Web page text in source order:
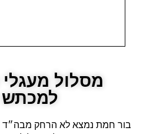
מסלול
למכתש